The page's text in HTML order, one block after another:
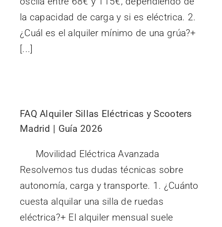
la capacidad de carga y si es eléctrica. 2.
¿Cuál es el alquiler mínimo de una grúa?+
[...]
FAQ Alquiler Sillas Eléctricas y Scooters
Madrid | Guía 2026
Movilidad Eléctrica Avanzada
Resolvemos tus dudas técnicas sobre
autonomía, carga y transporte. 1. ¿Cuánto
cuesta alquilar una silla de ruedas
eléctrica?+ El alquiler mensual suele